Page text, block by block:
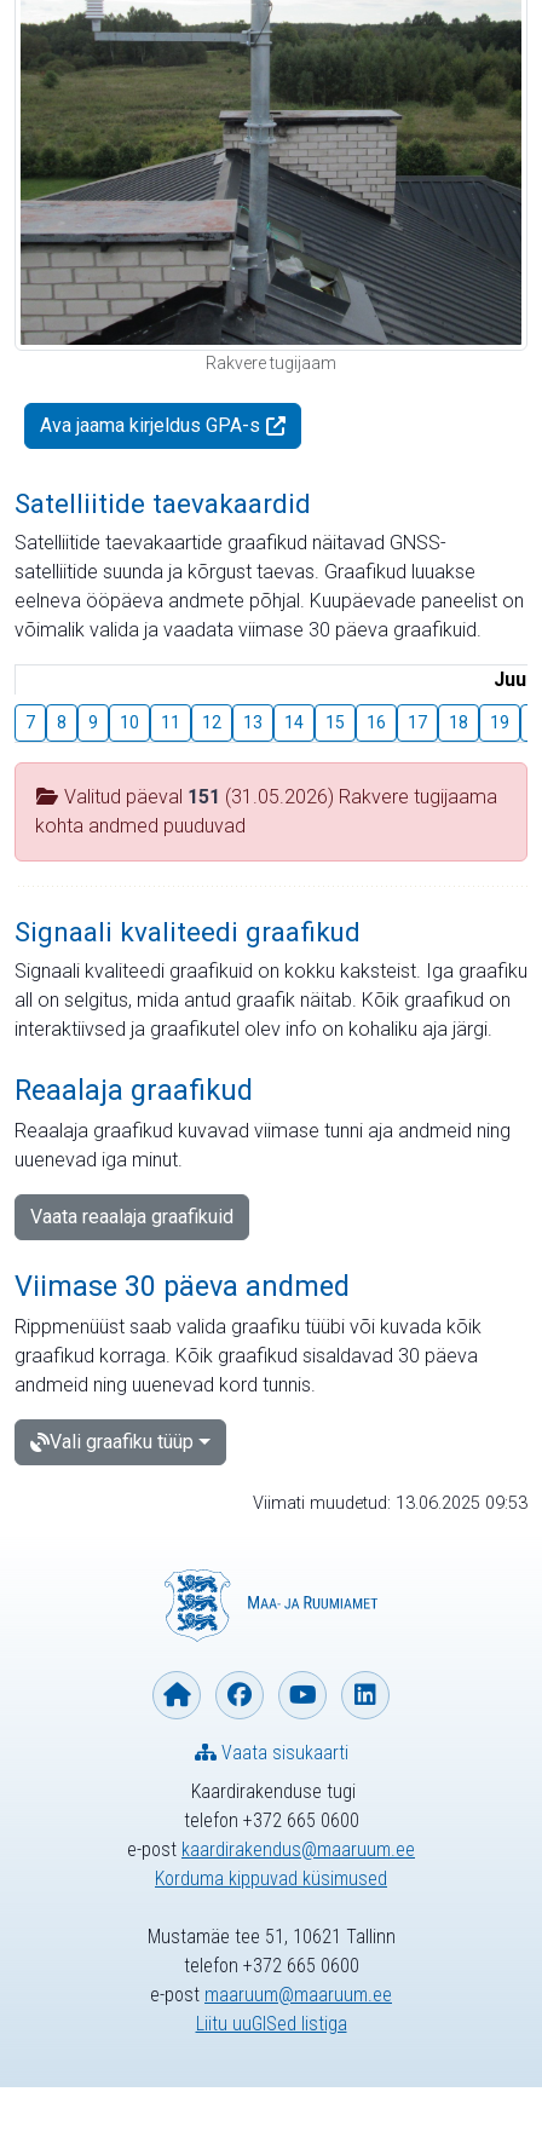
Rakvere tugijaam
Ava jaama kirjeldus GPA-s
Satelliitide taevakaardid
Satelliitide taevakaartide graafikud näitavad GNSS-
satelliitide suunda ja kõrgust taevas. Graafikud luuakse
eelneva ööpäeva andmete põhjal. Kuupäevade paneelist on
võimalik valida ja vaadata viimase 30 päeva graafikuid.
Juuli
7 8 9 10 11 12 13 14 15 16 17 18 19
Valitud päeval 151 (31.05.2026) Rakvere tugijaama
kohta andmed puuduvad
Signaali kvaliteedi graafikud
Signaali kvaliteedi graafikuid on kokku kaksteist. Iga graafiku
all on selgitus, mida antud graafik näitab. Kõik graafikud on
interaktiivsed ja graafikutel olev info on kohaliku aja järgi.
Reaalaja graafikud
Reaalaja graafikud kuvavad viimase tunni aja andmeid ning
uuenevad iga minut.
Vaata reaalaja graafikuid
Viimase 30 päeva andmed
Rippmenüüst saab valida graafiku tüübi või kuvada kõik
graafikud korraga. Kõik graafikud sisaldavad 30 päeva
andmeid ning uuenevad kord tunnis.
Vali graafiku tüüp
Viimati muudetud: 13.06.2025 09:53
Kaardirakenduse tugi
telefon +372 665 0600
e-post kaardirakendus@maaruum.ee
Korduma kippuvad küsimused
Vaata sisukaarti
Mustamäe tee 51, 10621 Tallinn
telefon +372 665 0600
e-post maaruum@maaruum.ee
Liitu uuGISed listiga